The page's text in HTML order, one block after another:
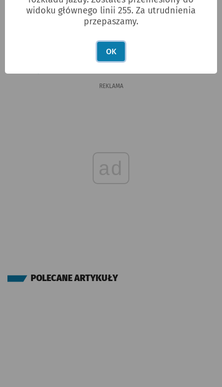
255
Petrusewicza
Zajezdnia Tyska
REKLAMA
ad
POLECANE ARTYKUŁY
widoku głównego linii 255. Za utrudnienia
przepaszamy.
OK